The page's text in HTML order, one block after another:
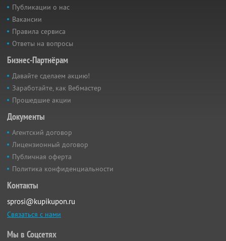
Публикации о нас
Вакансии
Правила сервиса
Ответы на вопросы
Бизнес-Партнёрам
Давайте сделаем акцию!
Заработайте, как Вебмастер
Прошедшие акции
Документы
Агентский договор
Лицензионный договор
Публичная оферта
Политика конфиденциальности
Контакты
sprosi@kupikupon.ru
Связаться с нами
Мы в Соцсетях